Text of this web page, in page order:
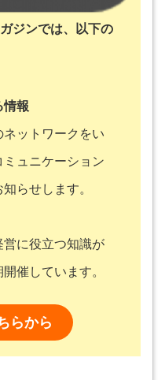
ジンでは、以下の
情報
ットワークをい
ュニケーション
らせします。
営に役立つ知識が
催しています。
らから